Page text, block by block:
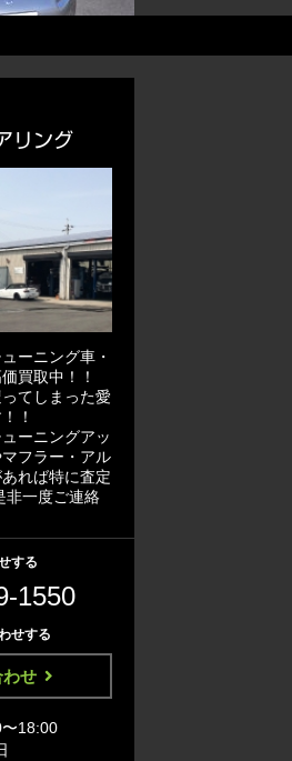
リング
ーニング車・
買取中！！
てしまった愛
！
ーニングアッ
フラー・アル
れば特に査定
非一度ご連絡
する
1550
せする
わせ
18:00